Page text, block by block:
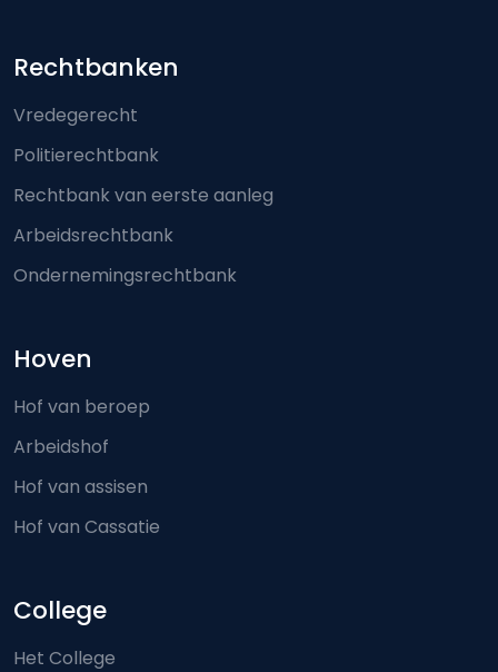
Footer-menu
Rechtbanken
Vredegerecht
Politierechtbank
Rechtbank van eerste aanleg
Arbeidsrechtbank
Ondernemingsrechtbank
Hoven
Hof van beroep
Arbeidshof
Hof van assisen
Hof van Cassatie
College
Het College